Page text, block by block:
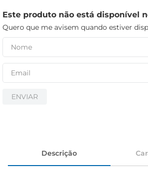
Este produto não está disponível
Quero que me avisem quando estiver
ENVIAR
Descrição
iogurte
papel higiênico
cerveja